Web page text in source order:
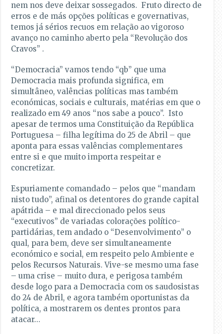
nem nos deve deixar sossegados. Fruto directo de
erros e de más opções políticas e governativas,
temos já sérios recuos em relação ao vigoroso
avanço no caminho aberto pela “Revolução dos
Cravos” .
“Democracia” vamos tendo “qb” que uma
Democracia mais profunda significa, em
simultâneo, valências políticas mas também
económicas, sociais e culturais, matérias em que o
realizado em 49 anos “nos sabe a pouco”. Isto
apesar de termos uma Constituição da República
Portuguesa – filha legítima do 25 de Abril – que
aponta para essas valências complementares
entre si e que muito importa respeitar e
concretizar.
Espuriamente comandado – pelos que “mandam
nisto tudo”, afinal os detentores do grande capital
apátrida – e mal direccionado pelos seus
“executivos” de variadas colorações político-
partidárias, tem andado o “Desenvolvimento” o
qual, para bem, deve ser simultaneamente
económico e social, em respeito pelo Ambiente e
pelos Recursos Naturais. Vive-se mesmo uma fase
– uma crise – muito dura, e perigosa também
desde logo para a Democracia com os saudosistas
do 24 de Abril, e agora também oportunistas da
política, a mostrarem os dentes prontos para
atacar…